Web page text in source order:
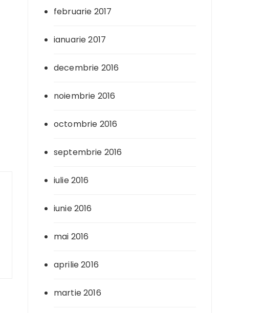
februarie 2017
ianuarie 2017
decembrie 2016
noiembrie 2016
octombrie 2016
septembrie 2016
iulie 2016
iunie 2016
mai 2016
aprilie 2016
martie 2016